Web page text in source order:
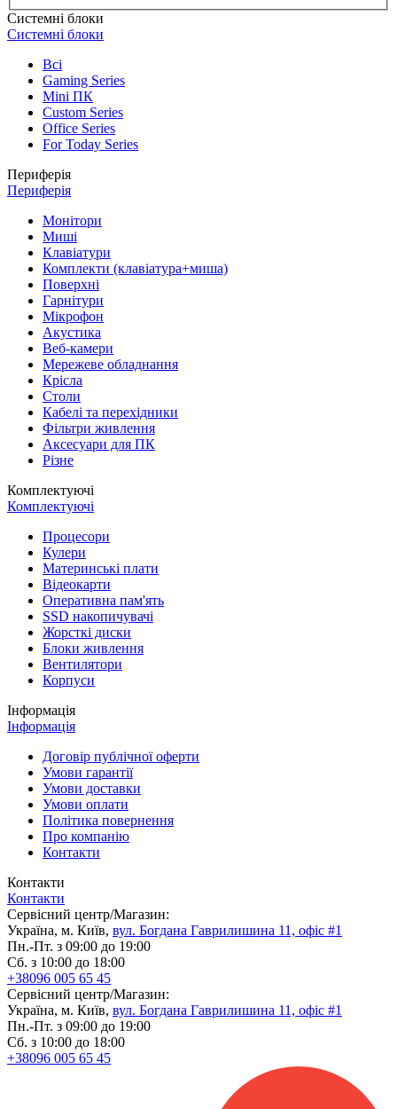
Системні блоки
Системні блоки
Всі
Gaming Series
Mini ПК
Custom Series
Office Series
For Today Series
Периферія
Периферія
Монітори
Миші
Клавіатури
Комплекти (клавіатура+миша)
Поверхні
Гарнітури
Мікрофон
Акустика
Веб-камери
Мережеве обладнання
Крісла
Столи
Кабелі та перехідники
Фільтри живлення
Аксесуари для ПК
Різне
Комплектуючі
Комплектуючі
Процесори
Кулери
Материнські плати
Відеокарти
Оперативна пам'ять
SSD накопичувачі
Жорсткі диски
Блоки живлення
Вентилятори
Корпуси
Інформація
Інформація
Договір публічної оферти
Умови гарантії
Умови доставки
Умови оплати
Політика повернення
Про компанію
Контакти
Контакти
Контакти
Сервісний центр/Магазин:
Україна, м. Київ, вул. Богдана Гаврилишина 11, офіс #1
Пн.-Пт. з 09:00 до 19:00
Сб. з 10:00 до 18:00
+38096 005 65 45
Сервісний центр/Магазин:
Україна, м. Київ, вул. Богдана Гаврилишина 11, офіс #1
Пн.-Пт. з 09:00 до 19:00
Сб. з 10:00 до 18:00
+38096 005 65 45